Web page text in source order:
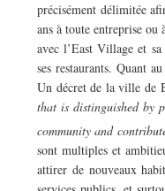
précisément délimitée
ans à toute entreprise
avec l’East Village et sa
ses restaurants. Quant
Un décret de la ville de
that is distinguished by
community and
sont multiples et
attirer de nouveaux